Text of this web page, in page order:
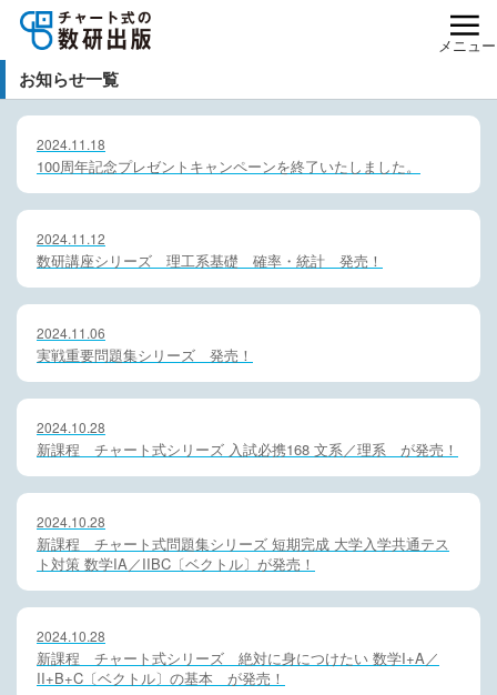
メニュー
お知らせ一覧
2024.11.18
100周年記念プレゼントキャンペーンを終了いたしました。
2024.11.12
数研講座シリーズ 理工系基礎 確率・統計 発売！
2024.11.06
実戦重要問題集シリーズ 発売！
2024.10.28
新課程 チャート式シリーズ 入試必携168 文系／理系 が発売！
2024.10.28
新課程 チャート式問題集シリーズ 短期完成 大学入学共通テス
ト対策 数学IA／IIBC〔ベクトル〕が発売！
2024.10.28
新課程 チャート式シリーズ 絶対に身につけたい 数学I+A／
II+B+C〔ベクトル〕の基本 が発売！